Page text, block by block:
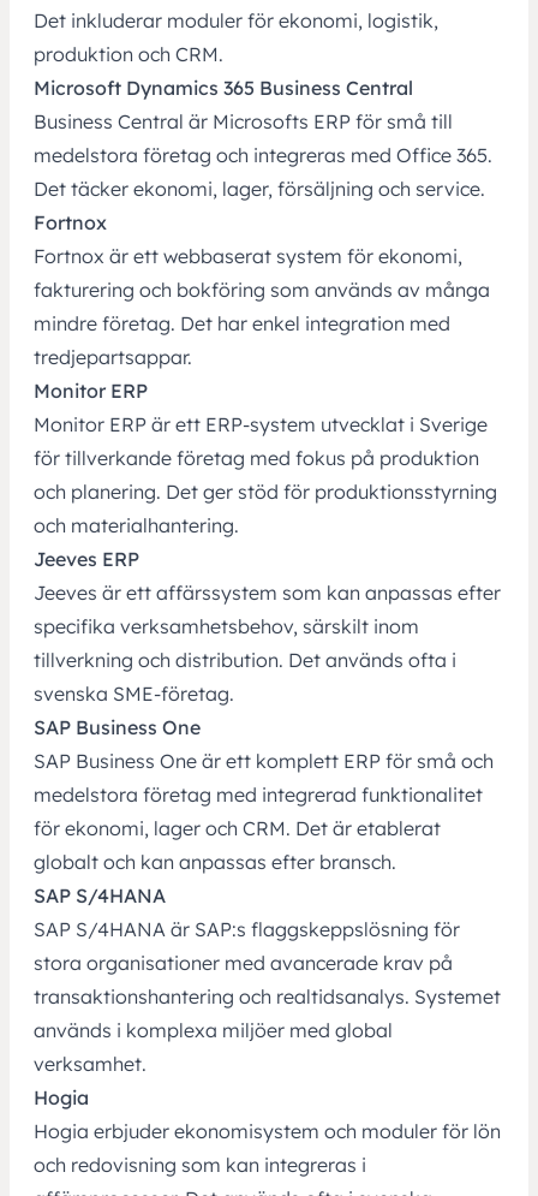
Det inkluderar moduler för ekonomi, logistik,
produktion och CRM.
Microsoft Dynamics 365 Business Central
Business Central är Microsofts ERP för små till
medelstora företag och integreras med Office 365.
Det täcker ekonomi, lager, försäljning och service.
Fortnox
Fortnox är ett webbaserat system för ekonomi,
fakturering och bokföring som används av många
mindre företag. Det har enkel integration med
tredjepartsappar.
Monitor ERP
Monitor ERP är ett ERP‑system utvecklat i Sverige
för tillverkande företag med fokus på produktion
och planering. Det ger stöd för produktionsstyrning
och materialhantering.
Jeeves ERP
Jeeves är ett affärssystem som kan anpassas efter
specifika verksamhetsbehov, särskilt inom
tillverkning och distribution. Det används ofta i
svenska SME‑företag.
SAP Business One
SAP Business One är ett komplett ERP för små och
medelstora företag med integrerad funktionalitet
för ekonomi, lager och CRM. Det är etablerat
globalt och kan anpassas efter bransch.
SAP S/4HANA
SAP S/4HANA är SAP:s flaggskeppslösning för
stora organisationer med avancerade krav på
transaktionshantering och realtidsanalys. Systemet
används i komplexa miljöer med global
verksamhet.
Hogia
Hogia erbjuder ekonomisystem och moduler för lön
och redovisning som kan integreras i